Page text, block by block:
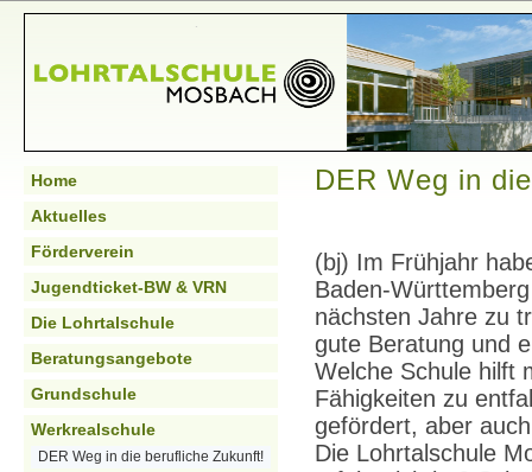
Home
Aktuelles
Förderverein
Jugendticket-BW & VRN
Die Lohrtalschule
Beratungsangebote
Grundschule
Werkrealschule
DER Weg in die berufliche Zukunft!
DER Weg in
(bj) Im Frühjahr
Baden-
nächsten Jahre zu
gute Beratung und
Welche Schule hilft
Fähigkeiten zu
gefördert, aber
Die Lohrtalschule